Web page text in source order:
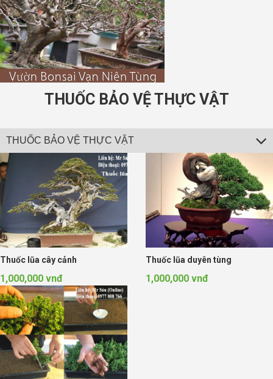
THUỐC BẢO VỆ THỰC VẬT
THUỐC BẢO VỆ THỰC VẬT
Thuốc lũa cây cảnh
1,000,000 vnđ
Thuốc lũa duyên tùng
1,000,000 vnđ